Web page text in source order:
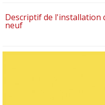
Descriptif de l'installation
neuf